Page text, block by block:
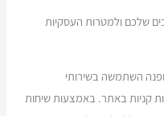
שלכם ולמטרות העסקיות
השתמשה בשירותי
קניות באתר. באמצעות שיחות